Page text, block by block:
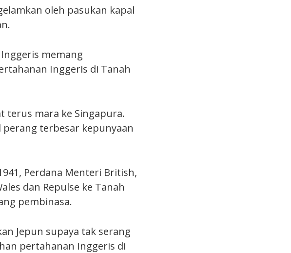
oleh pasukan kapal
memang
Inggeris di Tanah
terus mara ke Singapura.
perang terbesar kepunyaan
Perdana Menteri British,
dan Repulse ke Tanah
pembinasa.
Jepun supaya tak serang
pertahanan Inggeris di